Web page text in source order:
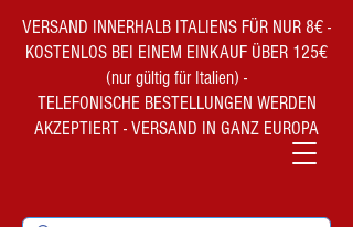
VERSAND INNERHALB ITALIENS FÜR NUR 8€ -
KOSTENLOS BEI EINEM EINKAUF ÜBER 125€
(nur gültig für Italien) -
TELEFONISCHE BESTELLUNGEN WERDEN
AKZEPTIERT - VERSAND IN GANZ EUROPA